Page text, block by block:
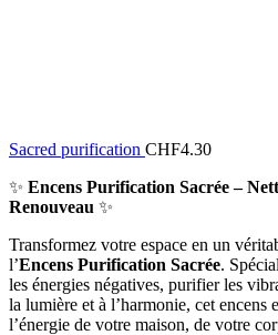
Sacred purification CHF4.30
✨ Encens Purification Sacrée –
Renouveau ✨
Transformez votre espace en un
l’Encens Purification Sacrée.
les énergies négatives, purifier les
la lumière et à l’harmonie, cet encens
l’énergie de votre maison, de votre